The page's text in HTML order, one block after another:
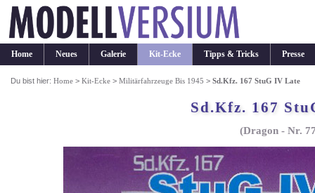
Home Neues Galerie Kit-Ecke Tipps & Tricks Presse
Du bist hier:Home >Kit-Ecke >Militärfahrzeuge Bis 1945 >Sd.Kfz. 167 StuG IV Late
Sd.Kfz. 167
(Dragon - Nr.